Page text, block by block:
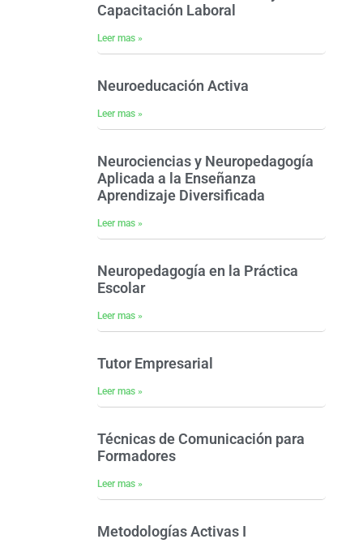
Capacitación Laboral
Leer mas »
Neuroeducación Activa
Leer mas »
Neurociencias y Neuropedagogía
Aplicada a la Enseñanza
Aprendizaje Diversificada
Leer mas »
Neuropedagogía en la Práctica
Escolar
Leer mas »
Tutor Empresarial
Leer mas »
Técnicas de Comunicación para
Formadores
Leer mas »
Metodologías Activas I